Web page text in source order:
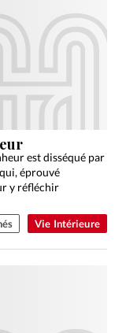
Vie Intérieure
est disséqué par
éprouvé
y réfléchir